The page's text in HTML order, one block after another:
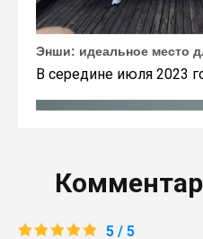
В середине июля 2023
5 / 5